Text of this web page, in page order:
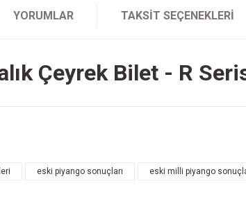
YORUMLAR TAKSIT SEÇENEKLERI
Çeyrek Bilet - R
veya görüntülenemiyor.
bilgiler bulunuyor.
eski piyango sonuçları eski milli piyango